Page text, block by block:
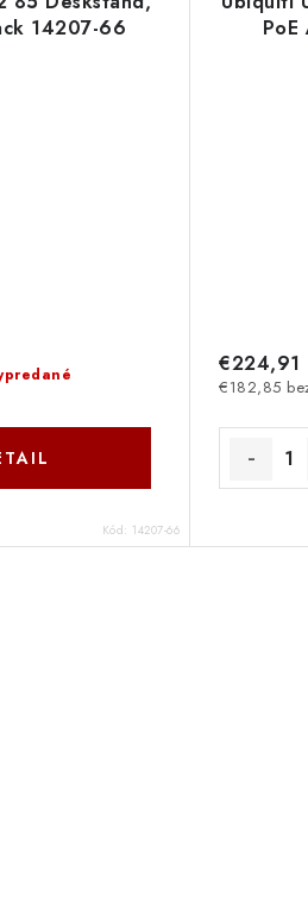
14207-66
Kód: 14207-66
€182,85
€224,91